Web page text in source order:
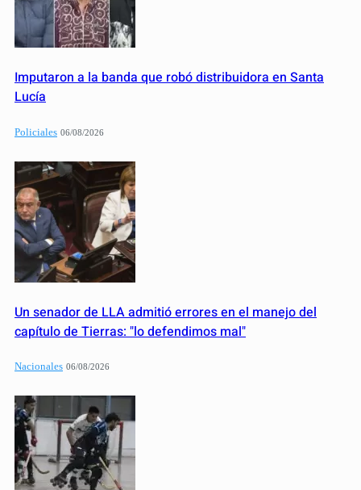
Imputaron a la banda que robó distribuidora en Santa
Lucía
Policiales 06/08/2026
Un senador de LLA admitió errores en el manejo del
capítulo de Tierras: "lo defendimos mal"
Nacionales 06/08/2026